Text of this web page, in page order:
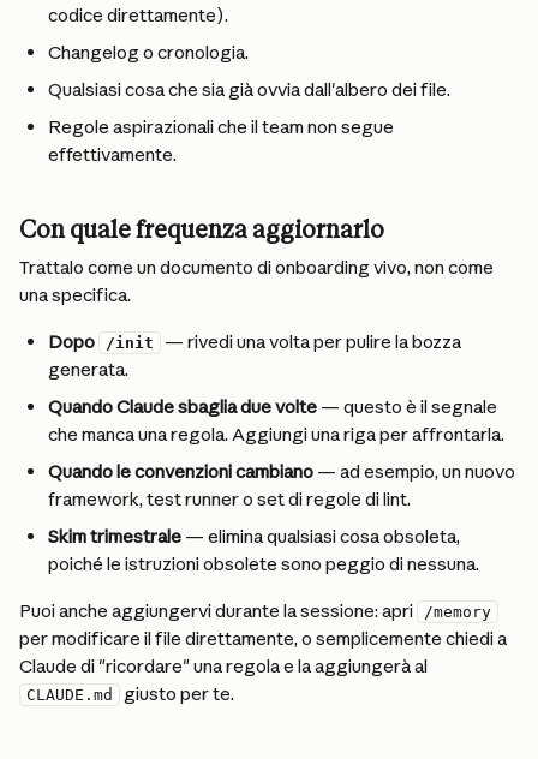
codice direttamente).
Changelog o cronologia.
Qualsiasi cosa che sia già ovvia dall'albero dei file.
Regole aspirazionali che il team non segue
effettivamente.
Con quale frequenza aggiornarlo
Trattalo come un documento di onboarding vivo, non come
una specifica.
Dopo /init
— rivedi una volta per pulire la bozza
generata.
Quando Claude sbaglia due volte — questo è il segnale
che manca una regola. Aggiungi una riga per affrontarla.
Quando le convenzioni cambiano — ad esempio, un nuovo
framework, test runner o set di regole di lint.
Skim trimestrale — elimina qualsiasi cosa obsoleta,
poiché le istruzioni obsolete sono peggio di nessuna.
Puoi anche aggiungervi durante la sessione: apri /memory
per modificare il file direttamente, o semplicemente chiedi a
Claude di "ricordare" una regola e la aggiungerà al
CLAUDE.md giusto per te.